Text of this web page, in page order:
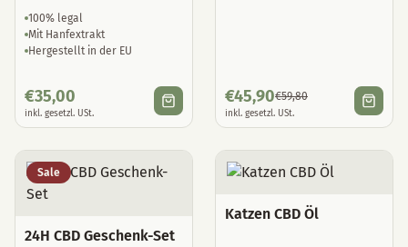
100% legal
Mit Hanfextrakt
Hergestellt in der EU
€35,00
inkl. gesetzl. USt.
€45,90€59,80
inkl. gesetzl. USt.
Sale
24H CBD Geschenk-Set
Katzen CBD Öl